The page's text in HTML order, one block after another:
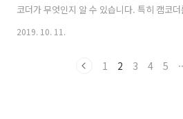
코더가 무엇인지 알 수 있습니다. 특히 캠코
4K UHD 고화질의 녹화를 위해서 일 것입니다
다. 우선 가격! 소니 캠코더 중에는 저렴한(?)
2019. 10. 11.
1 2 3 4 5